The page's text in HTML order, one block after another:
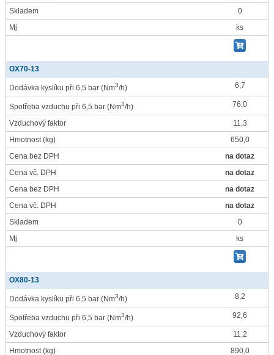
Skladem
0
Mj
ks
OX70-13
Dodávka kyslíku při 6,5 bar (Nm3/h) 6,7
Spotřeba vzduchu při 6,5 bar (Nm3/h) 76,0
Vzduchový faktor
11,3
Hmotnost(kg)
650,0
Cena bez DPH
na dotaz
Cena vč. DPH
na dotaz
Cena bez DPH
na dotaz
Cena vč. DPH
na dotaz
Skladem
0
Mj
ks
OX80-13
Dodávka kyslíku při 6,5 bar (Nm3/h) 8,2
Spotřeba vzduchu při 6,5 bar (Nm3/h) 92,6
Vzduchový faktor
11,2
Hmotnost(kg)
890,0